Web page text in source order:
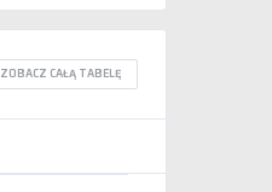
ZOBACZ CAŁĄ TABELĘ